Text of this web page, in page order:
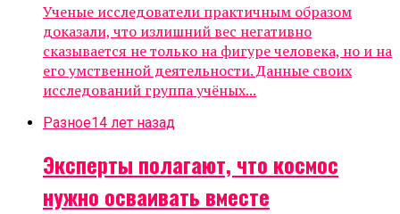
Ученые исследователи практичным образом
доказали, что излишний вес негативно
сказывается не только на фигуре человека, но и на
его умственной деятельности. Данные своих
исследований группа учёных...
Разное14 лет назад
Эксперты полагают, что космос
нужно осваивать вместе